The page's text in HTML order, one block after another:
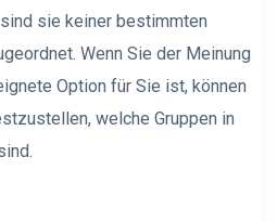
sie keiner bestimmten
Wenn Sie der Meinung
Option für Sie ist, können
welche Gruppen in